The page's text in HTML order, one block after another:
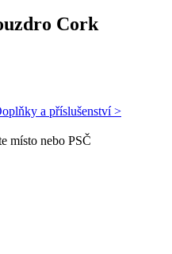
Cork
a příslušenství >
místo nebo PSČ